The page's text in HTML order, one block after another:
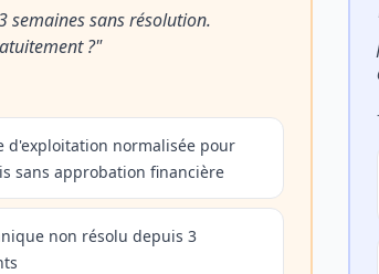
semaines sans résolution.
?"
d'exploitation normalisée pour
sans approbation financière
non résolu depuis 3